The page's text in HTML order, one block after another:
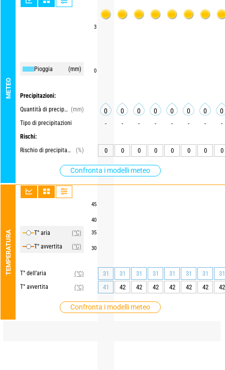
METEO
Pioggia (mm)
Precipitazioni:
Quantità di precipitazioni (mm)
Tipo di precipitazioni
Rischi:
Rischio di precipitazioni
(%)
Confronta i modelli meteo
TEMPERATURA T° aria
(°C)
T° avvertita
(°C)
T° dell’aria
(°C)
T° avvertita
(°C)
Confronta i modelli meteo
3
0
45
40
35
30
0 0 0 0 0 0 0 0
- - - - - - - -
0 0 0 0 0 0 0 0
31 31 31 31 31 31 31
31
41
42 42 42 42 42 42 42